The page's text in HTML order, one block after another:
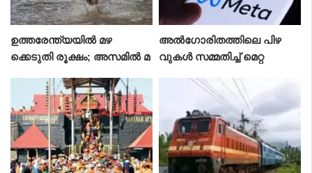
ഉത്തരേന്ത്യയിൽ മഴ
ക്കെടുതി രൂക്ഷം; അസമിൽ മ
അൽഗോരിതത്തിലെ പിഴ
വുകൾ സമ്മതിച്ച് മെറ്റ